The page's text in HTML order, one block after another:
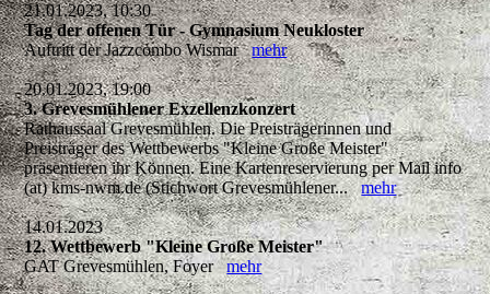
21.01.2023, 10:30
Tag der offenen Tür - Gymnasium Neukloster
Auftritt der Jazzcombo Wismarmehr
20.01.2023, 19:00
3. Grevesmühlener Exzellenzkonzert
Rathaussaal Grevesmühlen. Die Preisträgerinnen und
Preisträger des Wettbewerbs "Kleine Große Meister"
präsentieren ihr Können. Eine Kartenreservierung per Mail info
(at) kms-nwm.de (Stichwort Grevesmühlener...mehr
14.01.2023
12. Wettbewerb "Kleine Große Meister"
GAT Grevesmühlen, Foyermehr